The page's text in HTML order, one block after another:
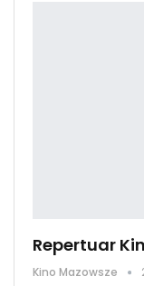
Repertuar
Kino Mazowsze